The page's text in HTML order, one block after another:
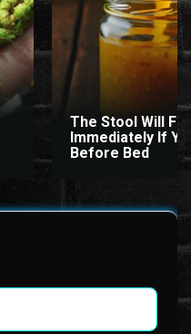
The Stool Will Fly
Immediately If
Before Bed